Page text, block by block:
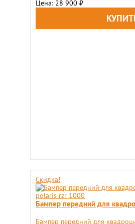
Цена: 28 900 ₽
Скидка!
Бампер передний для
Бампер передний для